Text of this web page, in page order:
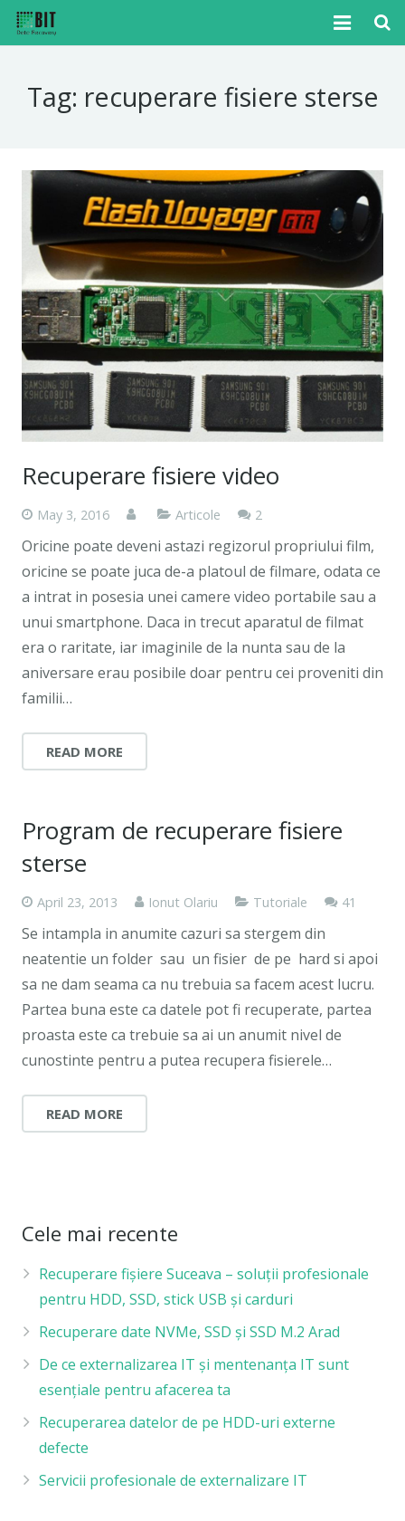
Cazuri
Media
Tutoriale
Noutati
Contact
Tag: recuperare fisiere sterse
Recuperare fisiere video
May 3, 2016 Articole 2Comments
Oricine poate deveni astazi regizorul propriului film,
oricine se poate juca de-a platoul de filmare, odata ce
a intrat in posesia unei camere video portabile sau a
unui smartphone. Daca in trecut aparatul de filmat
era o raritate, iar imaginile de la nunta sau de la
aniversare erau posibile doar pentru cei proveniti din
familii…
READ MORE
Program de recuperare fisiere
sterse
April 23, 2013 Ionut Olariu Tutoriale 41
Se intampla in anumite cazuri sa stergem din
neatentie un folder sau un fisier de pe hard si apoi
sa ne dam seama ca nu trebuia sa facem acest lucru.
Partea buna este ca datele pot fi recuperate, partea
proasta este ca trebuie sa ai un anumit nivel de
cunostinte pentru a putea recupera fisierele…
READ MORE
Cele mai recente
Recuperare fișiere Suceava – soluții profesionale
pentru HDD, SSD, stick USB și carduri
Recuperare date NVMe, SSD și SSD M.2 Arad
De ce externalizarea IT și mentenanța IT sunt
esențiale pentru afacerea ta
Recuperarea datelor de pe HDD-uri externe
defecte
Servicii profesionale de externalizare IT